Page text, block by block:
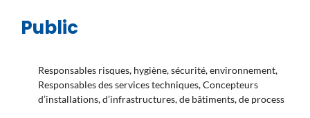
Public
Responsables risques, hygiène, sécurité, environnement,
Responsables des services techniques, Concepteurs
d’installations, d’infrastructures, de bâtiments, de process